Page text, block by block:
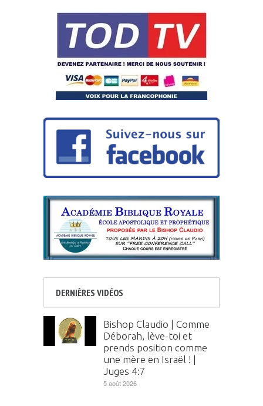
DERNIÈRES VIDÉOS
Bishop Claudio | Comme
Déborah, lève-toi et
prends position comme
une mère en Israël ! |
Juges 4:7
5 août 2026